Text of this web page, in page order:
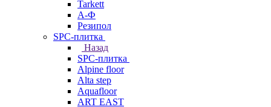
Tarkett
А-Ф
Резипол
SPC-плитка
Назад
SPC-плитка
Alpine floor
Alta step
Aquafloor
ART EAST